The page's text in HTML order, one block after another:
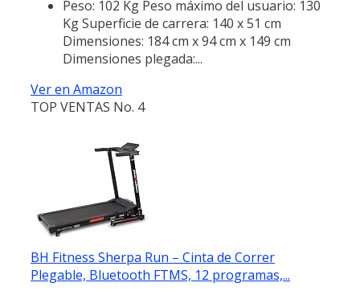
Peso: 102 Kg Peso máximo del usuario: 130
Kg Superficie de carrera: 140 x 51 cm
Dimensiones: 184 cm x 94 cm x 149 cm
Dimensiones plegada:...
Ver en Amazon
TOP VENTAS No. 4
BH Fitness Sherpa Run – Cinta de Correr
Plegable, Bluetooth FTMS, 12 programas,...